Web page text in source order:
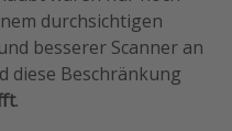
durchsichtigen
besserer Scanner an
diese Beschränkung
.